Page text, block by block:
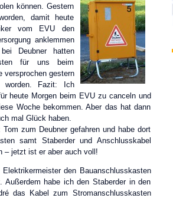
können. Gestern
damit heute
vom EVU den
anklemmen
Deubner hatten
für uns beim
versprochen gestern
worden. Fazit: Ich
heute Morgen beim EVU zu canceln und
Woche bekommen. Aber das hat dann
mal Glück haben.
zum Deubner gefahren und habe dort
samt Staberder und Anschlusskabel
– jetzt ist er aber auch voll!
den Bauanschlusskasten
habe ich den Staberder in den
das Kabel zum Stromanschlusskasten